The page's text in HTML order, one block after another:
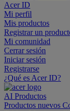
Acer ID
Mi perfil
Mis productos
Registrar un
Mi comunidad
Cerrar sesión
Iniciar sesión
Registrarse
¿Qué es Acer ID?
AI Productos
Productos nuevos